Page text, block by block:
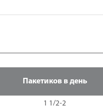
Пакетиков в день
1 1/2-2